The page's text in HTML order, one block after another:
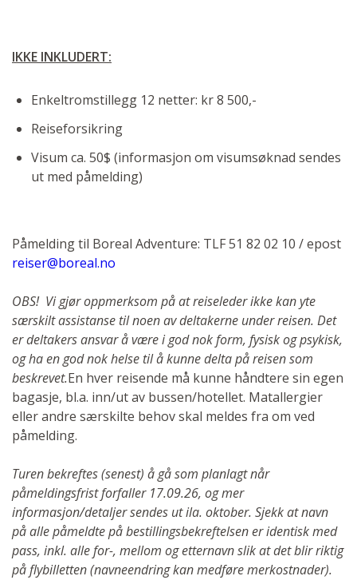
IKKE INKLUDERT:
Enkeltromstillegg 12 netter: kr 8 500,-
Reiseforsikring
Visum ca. 50$ (informasjon om visumsøknad sendes
ut med påmelding)
Påmelding til Boreal Adventure: TLF 51 82 02 10 / epost
reiser@boreal.no
OBS! Vi gjør oppmerksom på at reiseleder ikke kan yte
særskilt assistanse til noen av deltakerne under reisen. Det
er deltakers ansvar å være i god nok form, fysisk og psykisk,
og ha en god nok helse til å kunne delta på reisen som
beskrevet.En hver reisende må kunne håndtere sin egen
bagasje, bl.a. inn/ut av bussen/hotellet. Matallergier
eller andre særskilte behov skal meldes fra om ved
påmelding.
Turen bekreftes (senest) å gå som planlagt når
påmeldingsfrist forfaller 17.09.26, og mer
informasjon/detaljer sendes ut ila. oktober. Sjekk at navn
på alle påmeldte på bestillingsbekreftelsen er identisk med
pass, inkl. alle for-, mellom og etternavn slik at det blir riktig
på flybilletten (navneendring kan medføre merkostnader).